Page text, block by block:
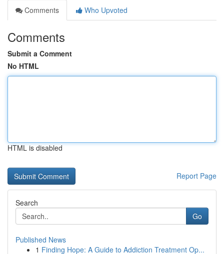
Comments
Who Upvoted
Comments
Submit a Comment
No HTML
HTML is disabled
Report Page
Search
Go
Published News
1 Finding Hope: A Guide to Addiction Treatment Op...